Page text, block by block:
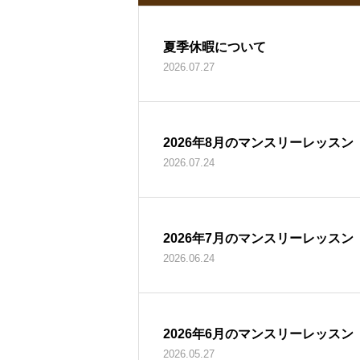
夏季休暇について
2026.07.27
2026年8月のマンスリーレッス
2026.07.24
2026年7月のマンスリーレッス
2026.06.24
2026年6月のマンスリーレッス
2026.05.27